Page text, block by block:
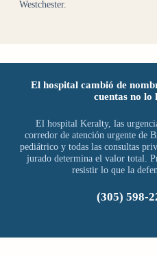
Westchester.
El hospital cambió de
cuentas no lo
El hospital Keralty, las
corredor de atención urgente de
pediátrico y todas las consultas
jurado determina el valor total.
resistir lo que la
(305) 598-